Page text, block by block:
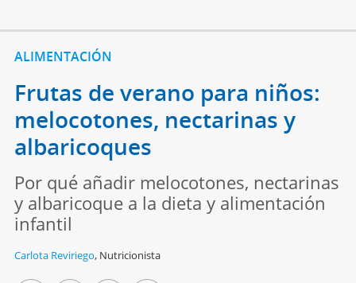
ALIMENTACIÓN
Frutas de verano para niños:
melocotones, nectarinas y
albaricoques
Por qué añadir melocotones, nectarinas
y albaricoque a la dieta y alimentación
infantil
Carlota Reviriego, Nutricionista